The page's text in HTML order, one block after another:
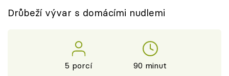
Drůbeží vývar s domácími nudlemi
5 porcí 90 minut